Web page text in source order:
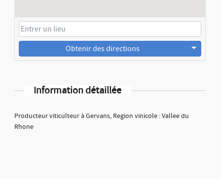
Obtenir des directions
Information détaillée
Producteur viticulteur à Gervans, Region vinicole : Vallee du
Rhone